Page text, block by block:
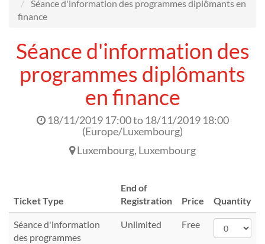
Séance d'information des programmes diplômants en
finance
Séance d'information des
programmes diplômants
en finance
18/11/2019 17:00to 18/11/2019 18:00
(Europe/Luxembourg)
Luxembourg, Luxembourg
Ticket Type
End of
Registration
Price Quantity
Séance d'information
des programmes
Unlimited Free